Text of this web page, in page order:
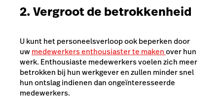
2. Vergroot de betrokkenheid
U kunt het personeelsverloop ook beperken door
uwmedewerkers enthousiaster te makenover hun
werk. Enthousiaste medewerkers voelen zich meer
betrokken bij hun werkgever en zullen minder snel
hun ontslag indienen dan ongeïnteresseerde
medewerkers.